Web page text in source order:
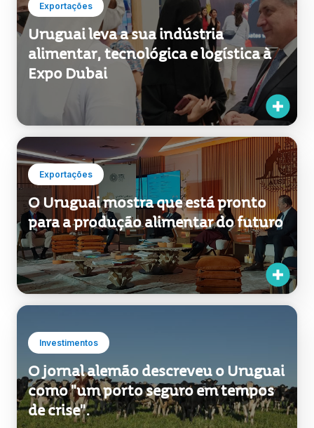
Exportações
Uruguai leva a sua indústria
alimentar, tecnológica e logística à
Expo Dubai
Exportações
O Uruguai mostra que está pronto
para a produção alimentar do futuro
Investimentos
O jornal alemão descreveu o Uruguai
como "um porto seguro em tempos
de crise".